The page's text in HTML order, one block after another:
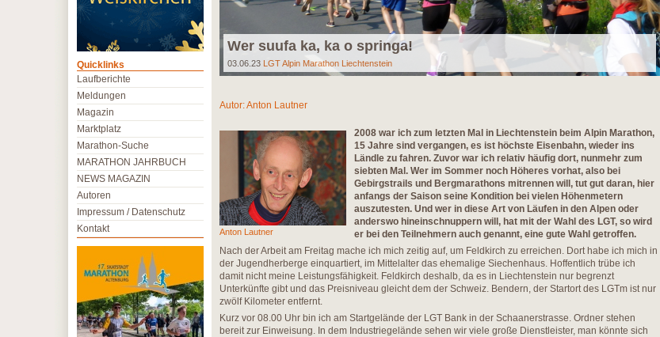
Wer suufa ka, ka o springa!
03.06.23 LGT Alpin Marathon Liechtenstein
Autor:Anton Lautner
Anton Lautner
2008 war ich zum letzten Mal in Liechtenstein beim Alpin Marathon,
15 Jahre sind vergangen, es ist höchste Eisenbahn, wieder ins
Ländle zu fahren. Zuvor war ich relativ häufig dort, nunmehr zum
siebten Mal. Wer im Sommer noch Höheres vorhat, also bei
Gebirgstrails und Bergmarathons mitrennen will, tut gut daran, hier
anfangs der Saison seine Kondition bei vielen Höhenmetern
auszutesten. Und wer in diese Art von Läufen in den Alpen oder
anderswo hineinschnuppern will, hat mit der Wahl des LGT, so wird
er bei den Teilnehmern auch genannt, eine gute Wahl getroffen.
Nach der Arbeit am Freitag mache ich mich zeitig auf, um Feldkirch zu erreichen. Dort habe ich mich in
der Jugendherberge einquartiert, im Mittelalter das ehemalige Siechenhaus. Hoffentlich trübe ich
damit nicht meine Leistungsfähigkeit. Feldkirch deshalb, da es in Liechtenstein nur begrenzt
Unterkünfte gibt und das Preisniveau gleicht dem der Schweiz. Bendern, der Startort des LGTm ist nur
zwölf Kilometer entfernt.
Kurz vor 08.00 Uhr bin ich am Startgelände der LGT Bank in der Schaanerstrasse. Ordner stehen
bereit zur Einweisung. In dem Industriegelände sehen wir viele große Dienstleister, man könnte sich
Quicklinks
Laufberichte
Meldungen
Magazin
Marktplatz
Marathon-Suche
MARATHON JAHRBUCH
NEWS MAGAZIN
Autoren
Impressum / Datenschutz
Kontakt